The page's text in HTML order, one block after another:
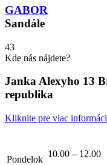
GABOR
Sandále
43
Kde nás nájdete?
Janka Alexyho 13
republika
Kliknite pre viac
Pondelok
10.00 – 12.00